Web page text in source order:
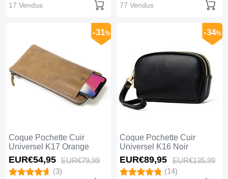
17 Vendus
77 Vendus
Coque Pochette Cuir
Universel K17 Orange
EUR€54,95 EUR€79,99
-31%
(3)
Coque Pochette Cuir
Universel K16 Noir
EUR€89,95 EUR€135,99
-34%
(14)